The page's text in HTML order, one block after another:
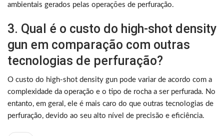
ambientais gerados pelas operações de perfuração.
3. Qual é o custo do high-shot density
gun em comparação com outras
tecnologias de perfuração?
O custo do high-shot density gun pode variar de acordo com a
complexidade da operação e o tipo de rocha a ser perfurada. No
entanto, em geral, ele é mais caro do que outras tecnologias de
perfuração, devido ao seu alto nível de precisão e eficiência.